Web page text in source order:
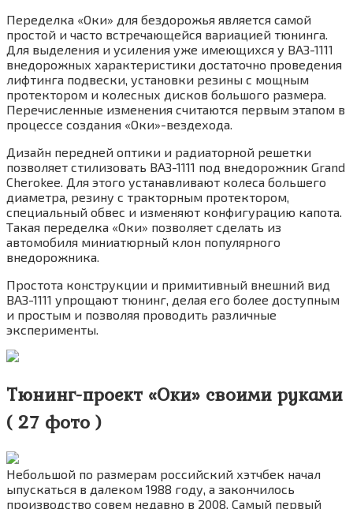
Переделка «Оки» для бездорожья является самой
простой и часто встречающейся вариацией тюнинга.
Для выделения и усиления уже имеющихся у ВАЗ-1111
внедорожных характеристики достаточно проведения
лифтинга подвески, установки резины с мощным
протектором и колесных дисков большого размера.
Перечисленные изменения считаются первым этапом в
процессе создания «Оки»-вездехода.
Дизайн передней оптики и радиаторной решетки
позволяет стилизовать ВАЗ-1111 под внедорожник Grand
Cherokee. Для этого устанавливают колеса большего
диаметра, резину с тракторным протектором,
специальный обвес и изменяют конфигурацию капота.
Такая переделка «Оки» позволяет сделать из
автомобиля миниатюрный клон популярного
внедорожника.
Простота конструкции и примитивный внешний вид
ВАЗ-1111 упрощают тюнинг, делая его более доступным
и простым и позволяя проводить различные
эксперименты.
Тюнинг-проект «Оки» своими руками
( 27 фото )
Небольшой по размерам российский хэтчбек начал
ыпускаться в далеком 1988 году, а закончилось
производство совем недавно в 2008. Самый первый